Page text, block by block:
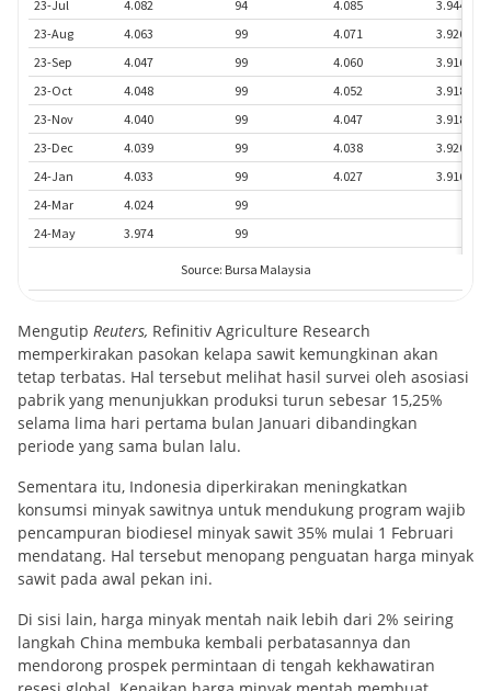
Mengutip Reuters, Refinitiv Agriculture Research
memperkirakan pasokan kelapa sawit kemungkinan akan
tetap terbatas. Hal tersebut melihat hasil survei oleh asosiasi
pabrik yang menunjukkan produksi turun sebesar 15,25%
selama lima hari pertama bulan Januari dibandingkan
periode yang sama bulan lalu.
Sementara itu, Indonesia diperkirakan meningkatkan
konsumsi minyak sawitnya untuk mendukung program wajib
pencampuran biodiesel minyak sawit 35% mulai 1 Februari
mendatang. Hal tersebut menopang penguatan harga minyak
sawit pada awal pekan ini.
Di sisi lain, harga minyak mentah naik lebih dari 2% seiring
langkah China membuka kembali perbatasannya dan
mendorong prospek permintaan di tengah kekhawatiran